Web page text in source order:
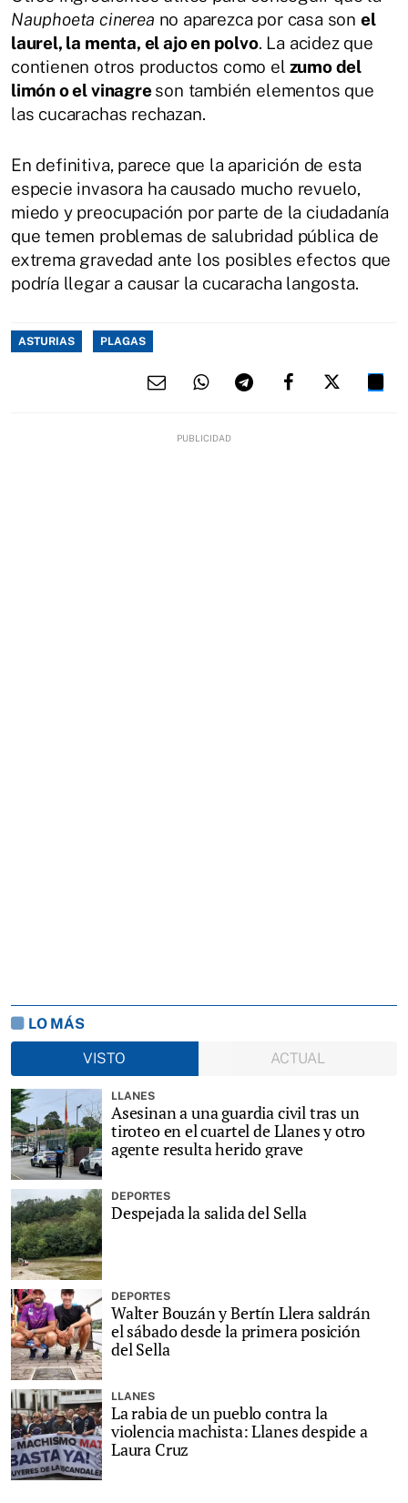
Nauphoeta cinerea no aparezca por casa son el
laurel, la menta, el ajo en polvo. La acidez que
contienen otros productos como el zumo del
limón o el vinagreson también elementos que
las cucarachas rechazan.
En definitiva, parece que la aparición de esta
especie invasora ha causado mucho revuelo,
miedo y preocupación por parte de la ciudadanía
que temen problemas de salubridad pública de
extrema gravedad ante los posibles efectos que
podría llegar a causar la cucaracha langosta.
ASTURIAS PLAGAS
LO MÁS
VISTO
ACTUAL
LLANES
Asesinan a una guardia civil tras un
tiroteo en el cuartel de Llanes y otro
agente resulta herido grave
DEPORTES
Despejada la salida del Sella
DEPORTES
Walter Bouzán y Bertín Llera saldrán
el sábado desde la primera posición
del Sella
LLANES
La rabia de un pueblo contra la
violencia machista: Llanes despide a
Laura Cruz